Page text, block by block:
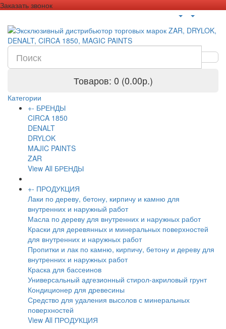
Заказать звонок
Товаров: 0 (0.00р.)
Категории
+- БРЕНДЫ
CIRCA 1850
DENALT
DRYLOK
MAJIC PAINTS
ZAR
View All БРЕНДЫ
+- ПРОДУКЦИЯ
Лаки по дереву, бетону, кирпичу и камню для
внутренних и наружный работ
Масла по дереву для внутренних и наружных работ
Краски для деревянных и минеральных поверхностей
для внутренних и наружных работ
Пропитки и лак по камню, кирпичу, бетону и дереву для
внутренних и наружных работ
Краска для бассеинов
Универсальный адгезионный стирол-акриловый грунт
Кондиционер для древесины
Средство для удаления высолов с минеральных
поверхностей
View All ПРОДУКЦИЯ